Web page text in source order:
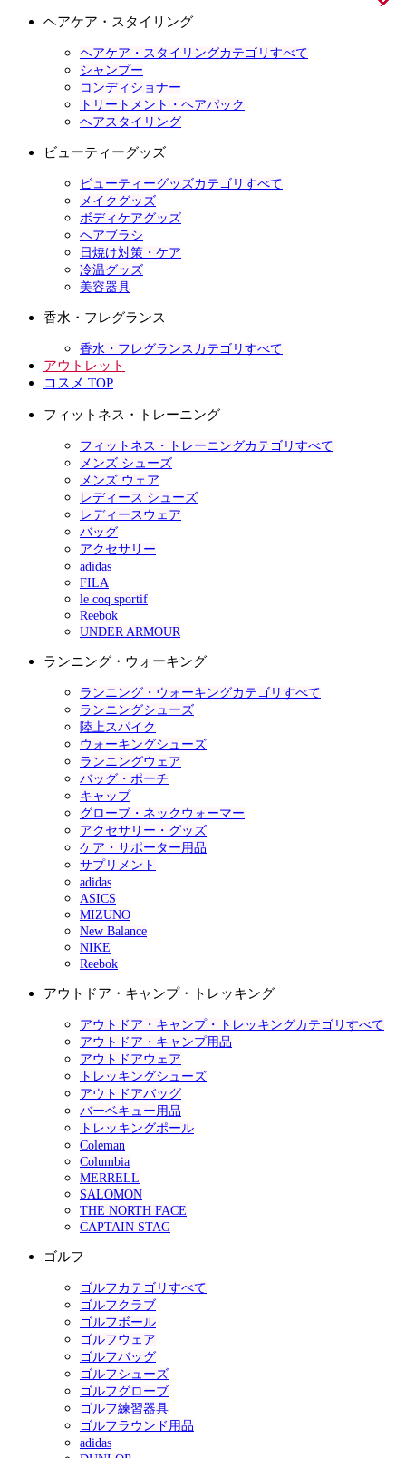
ヘアケア・スタイリング
ヘアケア・スタイリングカテゴリすべて
シャンプー
コンディショナー
トリートメント・ヘアパック
ヘアスタイリング
ビューティーグッズ
ビューティーグッズカテゴリすべて
メイクグッズ
ボディケアグッズ
ヘアブラシ
日焼け対策・ケア
冷温グッズ
美容器具
香水・フレグランス
香水・フレグランスカテゴリすべて
アウトレット
コスメ TOP
フィットネス・トレーニング
フィットネス・トレーニングカテゴリすべて
メンズ シューズ
メンズ ウェア
レディース シューズ
レディースウェア
バッグ
アクセサリー
adidas
FILA
le coq sportif
Reebok
UNDER ARMOUR
ランニング・ウォーキング
ランニング・ウォーキングカテゴリすべて
ランニングシューズ
陸上スパイク
ウォーキングシューズ
ランニングウェア
バッグ・ポーチ
キャップ
グローブ・ネックウォーマー
アクセサリー・グッズ
ケア・サポーター用品
サプリメント
adidas
ASICS
MIZUNO
New Balance
NIKE
Reebok
アウトドア・キャンプ・トレッキング
アウトドア・キャンプ・トレッキングカテゴリすべて
アウトドア・キャンプ用品
アウトドアウェア
トレッキングシューズ
アウトドアバッグ
バーベキュー用品
トレッキングポール
Coleman
Columbia
MERRELL
SALOMON
THE NORTH FACE
CAPTAIN STAG
ゴルフ
ゴルフカテゴリすべて
ゴルフクラブ
ゴルフボール
ゴルフウェア
ゴルフバッグ
ゴルフシューズ
ゴルフグローブ
ゴルフ練習器具
ゴルフラウンド用品
adidas